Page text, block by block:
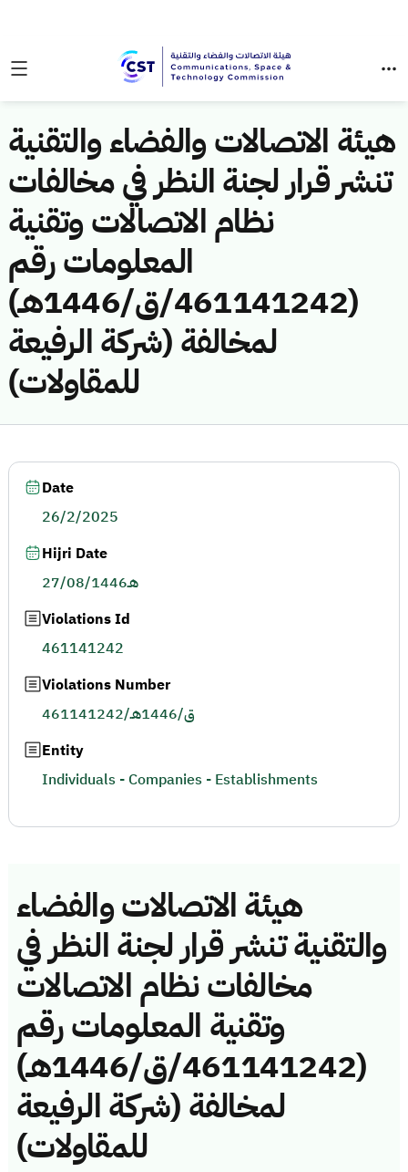
هيئة الاتصالات والفضاء والتقنية
تنشر قرار لجنة النظر في مخالفات
نظام الاتصالات وتقنية
المعلومات رقم
(461141242/ق/1446هـ)
لمخالفة (شركة الرفيعة
للمقاولات)
هيئة الاتصالات والفضاء
والتقنية تنشر قرار لجنة النظر في
مخالفات نظام الاتصالات
وتقنية المعلومات رقم
(461141242/ق/1446هـ)
لمخالفة (شركة الرفيعة
للمقاولات)
Date
26/2/2025
Hijri Date
27/08/1446هـ
Violations Id
461141242
Violations Number
461141242/ق/1446هـ
Entity
Individuals - Companies - Establishments